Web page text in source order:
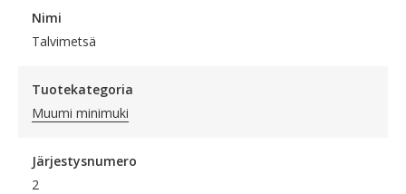
Nimi
Talvimetsä
Tuotekategoria
Muumi minimuki
Järjestysnumero
2